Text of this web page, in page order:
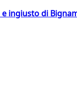
ingiusto di